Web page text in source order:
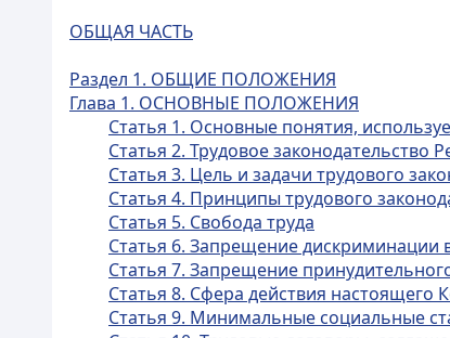
ОБЩАЯ ЧАСТЬ
Раздел 1. ОБЩИЕ ПОЛОЖЕНИЯ
Глава 1. ОСНОВНЫЕ ПОЛОЖЕНИЯ
Статья 1. Основные понятия,
Статья 2. Трудовое законодательство
Статья 3. Цель и задачи трудового
Статья 4. Принципы трудового
Статья 5. Свобода труда
Статья 6. Запрещение дискриминации
Статья 7. Запрещение
Статья 8. Сфера действия настоящего
Статья 9. Минимальные социальные